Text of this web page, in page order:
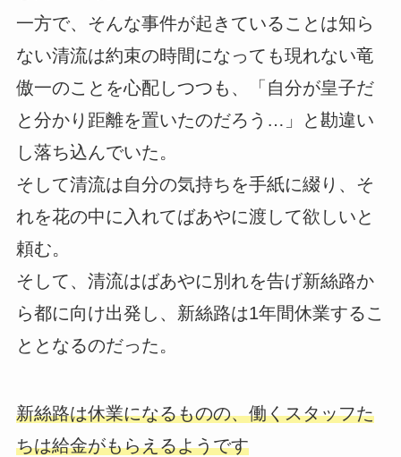
一方で、そんな事件が起きていることは知ら
ない清流は約束の時間になっても現れない竜
傲一のことを心配しつつも、「自分が皇子だ
と分かり距離を置いたのだろう…」と勘違い
し落ち込んでいた。
そして清流は自分の気持ちを手紙に綴り、そ
れを花の中に入れてばあやに渡して欲しいと
頼む。
そして、清流はばあやに別れを告げ新絲路か
ら都に向け出発し、新絲路は1年間休業するこ
ととなるのだった。
新絲路は休業になるものの、働くスタッフた
ちは給金がもらえるようです